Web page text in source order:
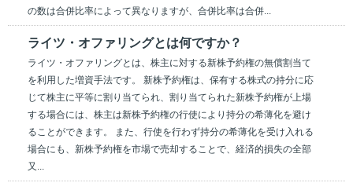
の数は合併比率によって異なりますが、合併比率は合併...
ライツ・オファリングとは何ですか？
ライツ・オファリングとは、株主に対する新株予約権の無償割当て
を利用した増資手法です。 新株予約権は、保有する株式の持分に応
じて株主に平等に割り当てられ、割り当てられた新株予約権が上場
する場合には、株主は新株予約権の行使により持分の希薄化を避け
ることができます。 また、行使を行わず持分の希薄化を受け入れる
場合にも、新株予約権を市場で売却することで、経済的損失の全部
又...